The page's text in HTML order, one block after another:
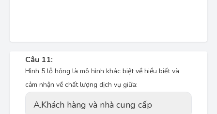
Câu 11:
Hình 5 lỗ hỏng là mô hình khác biệt về hiểu biết và
cảm nhận về chất lượng dịch vụ giữa:
A.Khách hàng và nhà cung cấp